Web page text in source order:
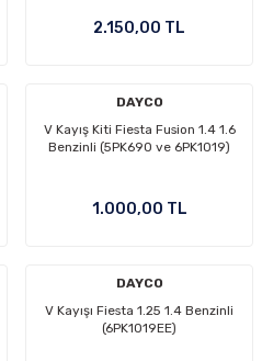
2.150,00 TL
DAYCO
V Kayış Kiti Fiesta Fusion 1.4 1.6
Benzinli (5PK690 ve 6PK1019)
1.000,00 TL
DAYCO
V Kayışı Fiesta 1.25 1.4 Benzinli
(6PK1019EE)